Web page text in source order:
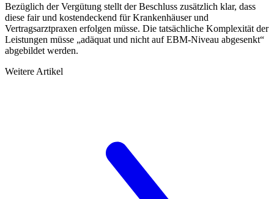
Bezüglich der Vergütung stellt der Beschluss zusätzlich klar, dass
diese fair und kostendeckend für Krankenhäuser und
Vertragsarztpraxen erfolgen müsse. Die tatsächliche Komplexität der
Leistungen müsse „adäquat und nicht auf EBM-Niveau abgesenkt“
abgebildet werden.
Weitere Artikel